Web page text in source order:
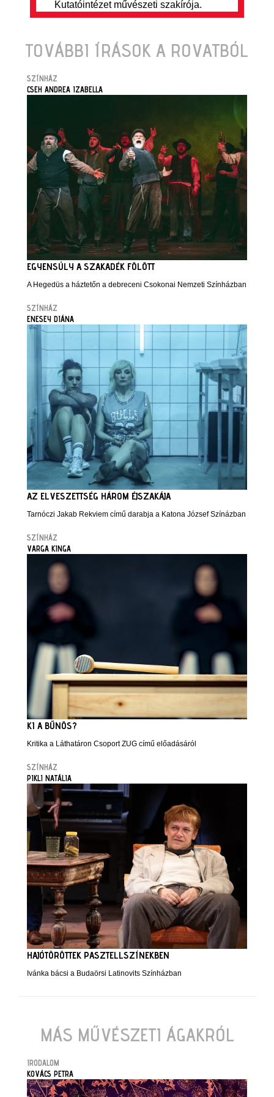
Kutatóintézet művészeti szakírója.
TOVÁBBI ÍRÁSOK A ROVATBÓL
SZÍNHÁZ
CSEH ANDREA IZABELLA
EGYENSÚLY A SZAKADÉK FÖLÖTT
A Hegedüs a háztetőn a debreceni Csokonai Nemzeti Színházban
SZÍNHÁZ
ENESEY DIÁNA
AZ ELVESZETTSÉG HÁROM ÉJSZAKÁJA
Tarnóczi Jakab Rekviem című darabja a Katona József Színázban
SZÍNHÁZ
VARGA KINGA
KI A BŰNÖS?
Kritika a Láthatáron Csoport ZUG című előadásáról
SZÍNHÁZ
PIKLI NATÁLIA
HAJÓTÖRÖTTEK PASZTELLSZÍNEKBEN
Ivánka bácsi a Budaörsi Latinovits Színházban
MÁS MŰVÉSZETI ÁGAKRÓL
IRODALOM
KOVÁCS PETRA